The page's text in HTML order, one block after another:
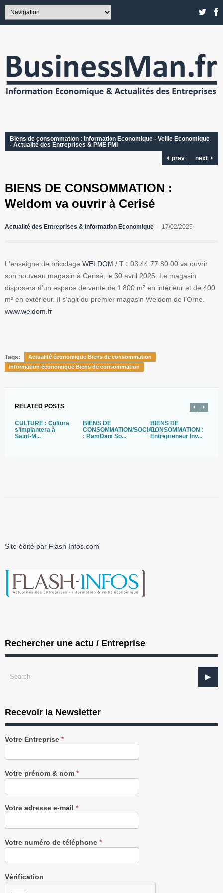
Biens de consommation : Information Economique - Veille Economique
- Actualité des Entreprises & PME PMI
prev
next
BIENS DE CONSOMMATION :
Weldom va ouvrir à Cerisé
Actualité des Entreprises & Information Economique 17/02/2025
L'enseigne de bricolage WELDOM / T : 03.44.77.80.00 va ouvrir
son nouveau magasin à Cerisé, le 30 avril 2025. Le magasin
disposera d’un espace de vente de 1 800 m² en intérieur et de 400
m² en extérieur. Il s'agit du premier magasin Weldom de l’Orne.
www.weldom.fr
Tags:
Actualité économique Biens de consommation
information économique Biens de consommation
RELATED POSTS
CULTURE : Cultura
s’implantera à
Saint-M...
BIENS DE
CONSOMMATION/SOCIAL
: RamDam So...
BIENS DE
CONSOMMATION :
Entrepreneur Inv...
Site édité par Flash Infos.com
Rechercher une actu / Entreprise
Recevoir la Newsletter
Recevez
notre
gratuitement
Votre Entreprise *
Votre prénom & nom *
Votre adresse e-mail *
Votre numéro de téléphone *
Vérification